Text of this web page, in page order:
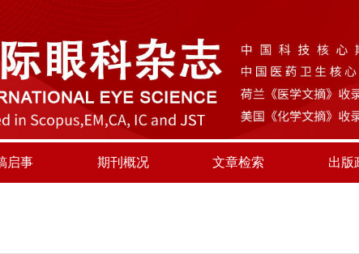
启事 期刊概况 文章检索 出版